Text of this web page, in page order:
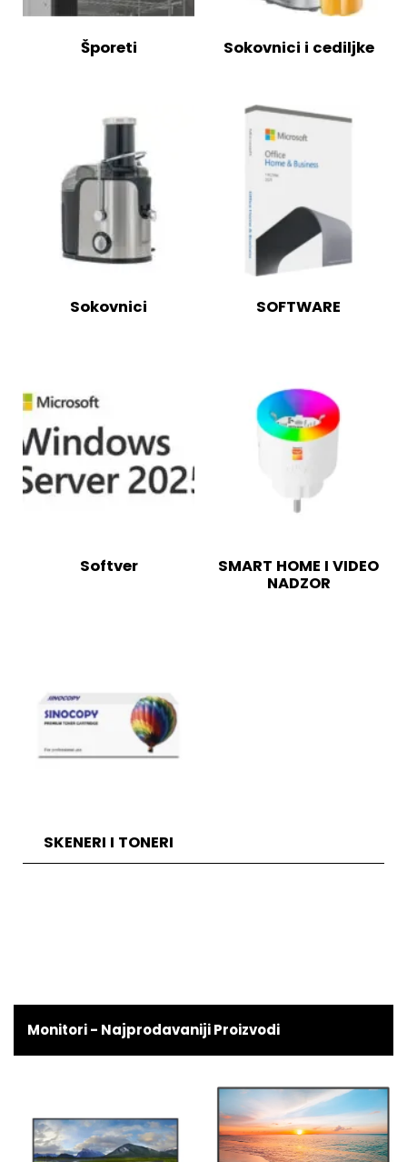
Šporeti Sokovnici i cediljke
Sokovnici SOFTWARE
Softver
SMART HOME I VIDEO
NADZOR
SKENERI I TONERI
Monitori - Najprodavaniji Proizvodi